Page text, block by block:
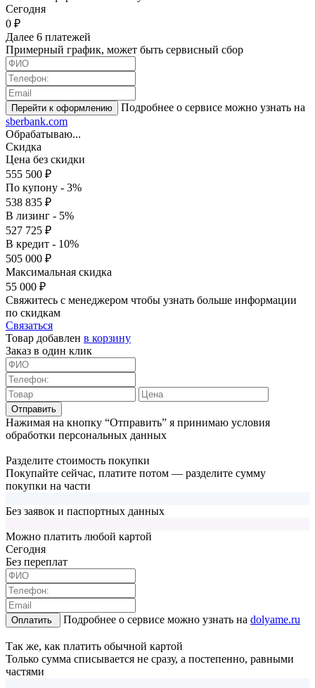
Cегодня
0 ₽
Далее 6 платежей
Примерный график, может быть сервисный сбор
Подробнее о сервисе можно узнать на
sberbank.com
Обрабатываю...
Скидка
Цена без скидки
555 500 ₽
По купону - 3%
538 835 ₽
В лизинг - 5%
527 725 ₽
В кредит - 10%
505 000 ₽
Максимальная скидка
55 000 ₽
Свяжитесь с менеджером чтобы узнать больше информации
по скидкам
Связаться
Товар добавлен в корзину
Заказ в один клик
Отправить
Нажимая на кнопку “Отправить” я принимаю условия
обработки персональных данных
Разделите стоимость покупки
Покупайте сейчас, платите потом — разделите сумму
покупки на части
Без заявок и паспортных данных
Можно платить любой картой
Cегодня
Без переплат
Оплатить Подробнее о сервисе можно узнать на dolyame.ru
Так же, как платить обычной картой
Только сумма списывается не сразу, а постепенно, равными
частями